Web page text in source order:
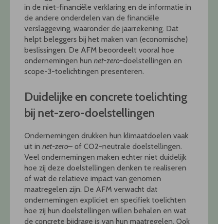
in de niet-financiële verklaring en de informatie in
de andere onderdelen van de financiële
verslaggeving, waaronder de jaarrekening. Dat
helpt beleggers bij het maken van (economische)
beslissingen. De AFM beoordeelt vooral hoe
ondernemingen hun net-zero-doelstellingen en
scope-3-toelichtingen presenteren.
Duidelijke en concrete toelichting
bij net-zero-doelstellingen
Ondernemingen drukken hun klimaatdoelen vaak
uit in net-zero– of CO2-neutrale doelstellingen.
Veel ondernemingen maken echter niet duidelijk
hoe zij deze doelstellingen denken te realiseren
of wat de relatieve impact van genomen
maatregelen zijn. De AFM verwacht dat
ondernemingen expliciet en specifiek toelichten
hoe zij hun doelstellingen willen behalen en wat
de concrete bijdrage is van hun maatregelen. Ook